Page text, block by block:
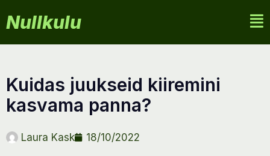
Nullkulu
kuidas juukseid kiiremini
kasvama panna?
Laura Kask 18/10/2022